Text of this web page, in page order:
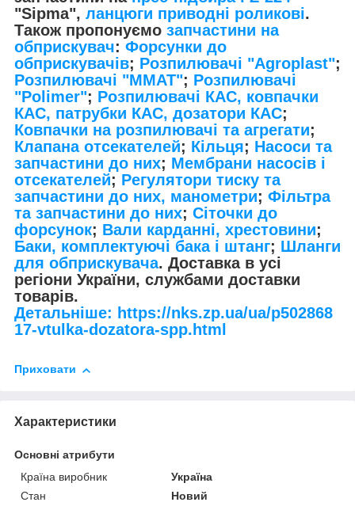
"Sipma", ланцюги приводні роликові.
Також пропонуємо запчастини на
обприскувач: Форсунки до
обприскувачів; Розпилювачі "Agroplast";
Розпилювачі "MMAT"; Розпилювачі
"Polimer"; Розпилювачі КАС, ковпачки
КАС, патрубки КАС, дозатори КАС;
Ковпачки на розпилювачі та агрегати;
Клапана отсекателей; Кільця; Насоси та
запчастини до них; Мембрани насосів і
отсекателей; Регулятори тиску та
запчастини до них, манометри; Фільтра
та запчастини до них; Сіточки до
форсунок; Вали карданні, хрестовини;
Баки, комплектуючі бака і штанг; Шланги
для обприскувача. Доставка в усі
регіони України, службами доставки
товарів.
Детальніше: https://nks.zp.ua/ua/p502868
17-vtulka-dozatora-spp.html
Приховати
Характеристики
Основні атрибути
Країна виробник
Україна
Стан
Новий